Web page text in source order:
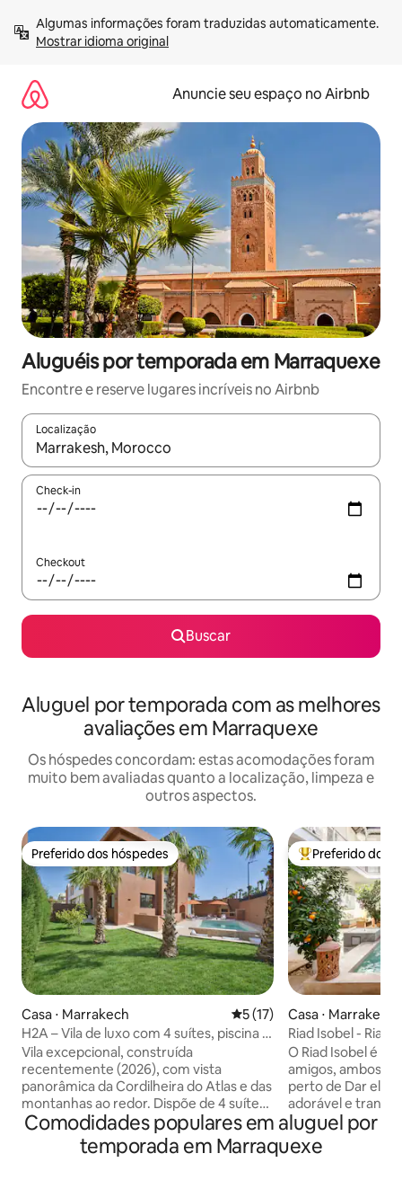
para
Mostrar idioma original
Anuncie seu espaço no Airbnb
Aluguéis por temporada em Marraquexe
Encontre e reserve lugares incríveis no Airbnb
Localização
Quando os resultados estiverem disponíveis, explore-os
Check-in
Checkout
Buscar
Aluguel por temporada com as melhores
avaliações em Marraquexe
Os hóspedes concordam: estas acomodações foram
muito bem avaliadas quanto a localização, limpeza e
outros aspectos.
Preferido dos hóspedes
Preferido dos hóspedes
Casa ⋅ Marrakech 5 de uma avaliação média
5 (17)
H2A – Vila de luxo com 4 suítes, piscina e
sala de cinema
Vila excepcional, construída
recentemente (2026), com vista
panorâmica da Cordilheira do Atlas e das
montanhas ao redor. Dispõe de 4 suítes
elegantes com banheiro privativo e
camas king size (180 x 200). Sala de estar
dupla bem iluminada, sala de cinema
Entre os
Preferido dos
Casa ⋅ Marrakech
Riad Isobel - Riad
acomoda 8
O Riad Isobel é
amigos, ambos
perto de Dar el
adorável e
exclusiva dentro
renovado para
projetado para
Comodidades populares em aluguel por
temporada em Marraquexe